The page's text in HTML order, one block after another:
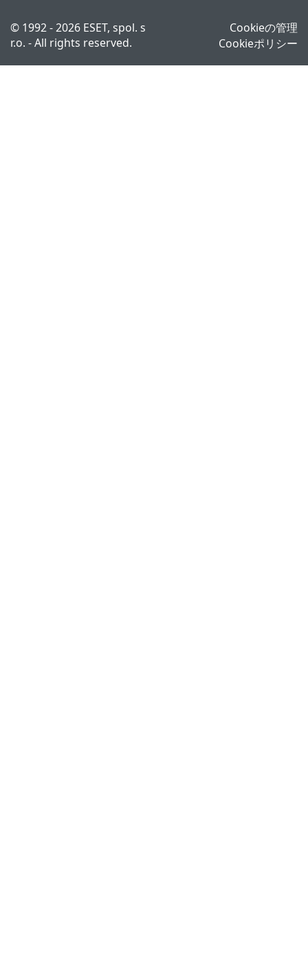
© 1992 - 2026 ESET, spol. s
r.o. - All rights reserved.
Cookieの管理
Cookieポリシー